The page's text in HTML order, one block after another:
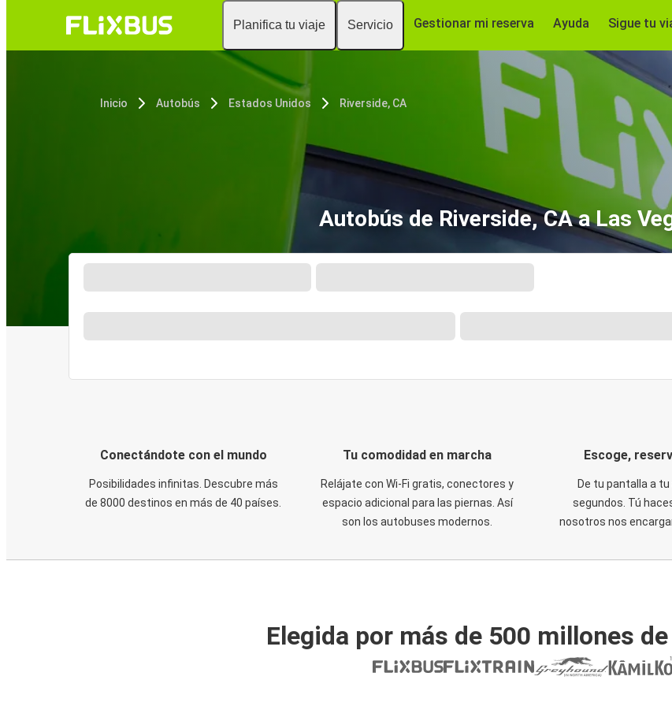
Planifica tu viaje Servicio Gestionar mi reserva Ayuda Sigue tu
Inicio Autobús Estados Unidos Riverside, CA
Autobús de Riverside, CA a Las
Conectándote con el mundo
Posibilidades infinitas. Descubre más
de 8000 destinos en más de 40 países.
Tu comodidad en marcha
Relájate con Wi-Fi gratis, conectores y
espacio adicional para las piernas. Así
son los autobuses modernos.
Escoge,
De tu pantalla a
segundos. Tú
nosotros nos
Elegida por más de 500 millones